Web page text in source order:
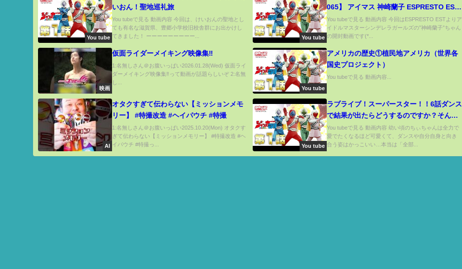
You tube
いおん！聖地巡礼旅
You tubeで見る 動画内容 今回は、けいおんの聖地とし
ても有名な滋賀県、豊郷小学校旧校舎群にお出かけし
てきました！ ーーーーーーーーー...
You tube
065】 アイマス 神崎蘭子 ESPRESTO EST
フィギュア 開封＆レビュー動画
You tubeで見る 動画内容 今回はESPRESTO ESTよりア
イドルマスターシンデレラガールズの”神崎蘭子”ちゃん
の開封動画です(*...
映画
仮面ライダーメイキング映像集‼︎
1:名無しさん＠お腹いっぱい2026.01.28(Wed) 仮面ライ
ダーメイキング映像集‼︎って動画が話題らしいぞ 2:名無
し...
You tube
アメリカの歴史①植民地アメリカ（世界各
国史プロジェクト）
You tubeで見る 動画内容...
AI
オタクすぎて伝わらない【ミッションメモ
リー】 #特撮改造 #ヘイパウチ #特撮
1:名無しさん＠お腹いっぱい2025.10.20(Mon) オタクす
ぎて伝わらない【ミッションメモリー】 #特撮改造 #ヘ
イパウチ #特撮っ...
You tube
ラブライブ！スーパースター！！6話ダンス
で結果が出たらどうするのですか？そんな
の決まってるわよ 『Liella!』
You tubeで見る 動画内容 幼い頃のちぃちゃんは全力で
愛でたくなるほど可愛くて、ダンスや自分自身と向き
合う姿はかっこいい…本当は「全部...